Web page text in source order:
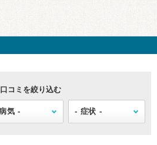
口コミを絞り込む